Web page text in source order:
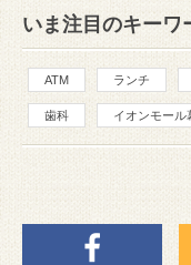
いま注目のキーワ
ATM ランチ
歯科 イオンモール